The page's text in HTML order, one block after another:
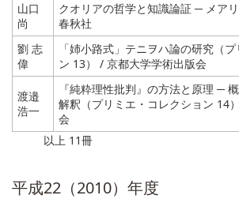
山口
尚
クオリアの哲学と知識論証 ─ メア
春秋社
劉 志
偉
「姉小路式」テニヲハ論の研究（
ン 13） / 京都大学学術出版会
渡邉
浩一
『純粋理性批判』の方法と原理 ─
解釈（プリミエ・コレクション 14
会
以上 11冊
平成22（2010）年度